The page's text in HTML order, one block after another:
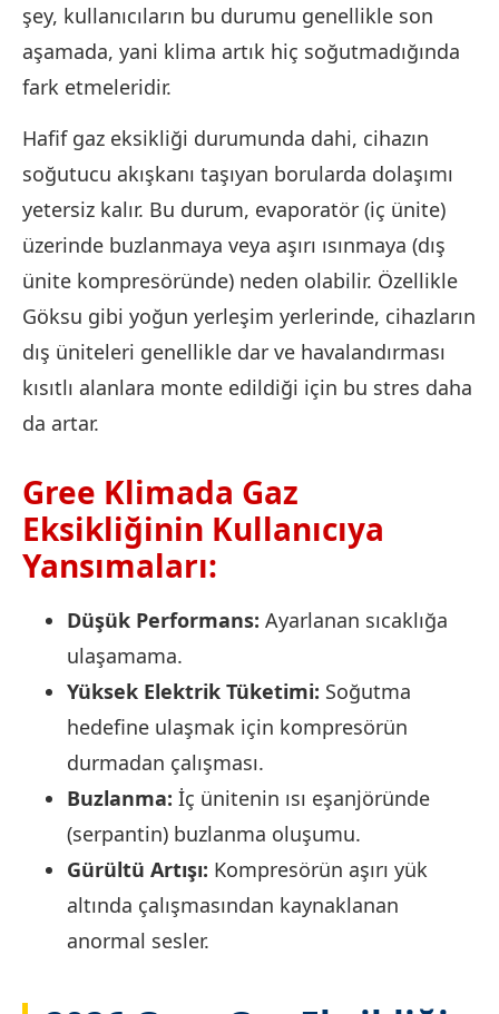
şey, kullanıcıların bu durumu genellikle son
aşamada, yani klima artık hiç soğutmadığında
fark etmeleridir.
Hafif gaz eksikliği durumunda dahi, cihazın
soğutucu akışkanı taşıyan borularda dolaşımı
yetersiz kalır. Bu durum, evaporatör (iç ünite)
üzerinde buzlanmaya veya aşırı ısınmaya (dış
ünite kompresöründe) neden olabilir. Özellikle
Göksu gibi yoğun yerleşim yerlerinde, cihazların
dış üniteleri genellikle dar ve havalandırması
kısıtlı alanlara monte edildiği için bu stres daha
da artar.
Gree Klimada Gaz
Eksikliğinin Kullanıcıya
Yansımaları:
Düşük Performans: Ayarlanan sıcaklığa
ulaşamama.
Yüksek Elektrik Tüketimi: Soğutma
hedefine ulaşmak için kompresörün
durmadan çalışması.
Buzlanma: İç ünitenin ısı eşanjöründe
(serpantin) buzlanma oluşumu.
Gürültü Artışı: Kompresörün aşırı yük
altında çalışmasından kaynaklanan
anormal sesler.